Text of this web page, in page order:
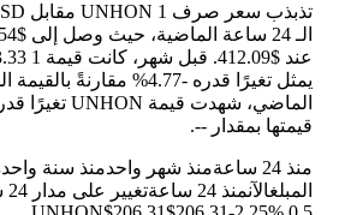
تذبذب سعر صرف 1 UNHON مقابل USD بمقدار
يمثل تغيرًا قدره -4.77%
مقارنةً بالقيمة
الماضي، شهدت قيمة UNHON تغيرًا قدره
قيمتها بمقدار --
.
منذ 24 ساعة منذ شهر واحدمنذ سنة
المبلغالآنمنذ 24 ساعة
تغيير على مدار 24 ساعة